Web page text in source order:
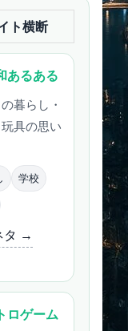
ト横断
あるある
暮らし・
具の思い
学校
タ →
ロゲーム